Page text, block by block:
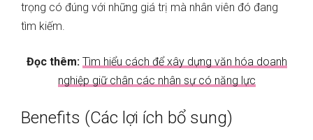
trọng có đúng với những giá trị mà nhân viên đó đang
tìm kiếm.
Đọc thêm: Tìm hiểu cách để xây dựng văn hóa doanh
nghiệp giữ chân các nhân sự có năng lực
Benefits (Các lợi ích bổ sung)